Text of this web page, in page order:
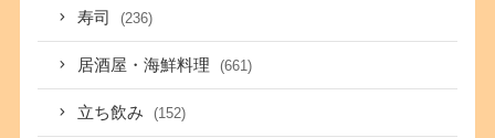
寿司 (236)
居酒屋・海鮮料理 (661)
立ち飲み (152)